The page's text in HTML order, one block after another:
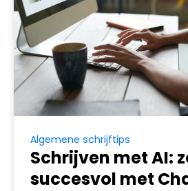
schrijven en hoe jij met 5
vacatureteksten schrijft
kandidaten vergroot.
Algemene schrijftips
Schrijven met AI:
succesvol met